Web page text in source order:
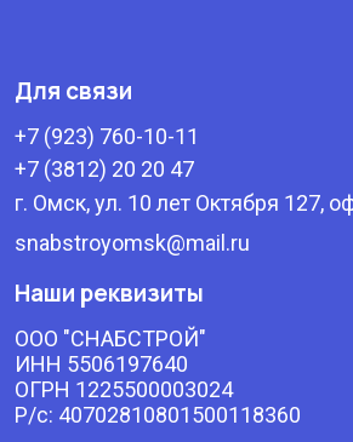
Для связи
+7 (923) 760-10-11
+7 (3812) 20 20 47
г. Омск, ул. 10 лет Октября 127,
snabstroyomsk@mail.ru
Наши реквизиты
ООО "СНАБСТРОЙ"
ИНН 5506197640
ОГРН 1225500003024
Р/с: 40702810801500118360